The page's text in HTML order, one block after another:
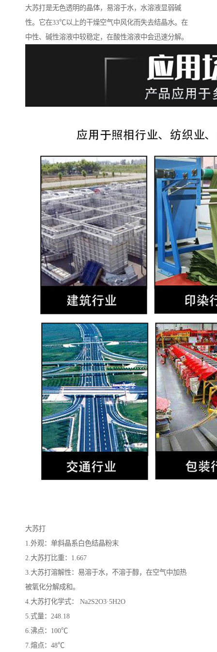
大苏打是无色透明的晶体，易溶于水，水溶液显弱碱
性。它在33℃以上的干燥空气中风化而失去结晶水。在
中性、碱性溶液中较稳定，在酸性溶液中会迅速分解。
大苏打
1.外观：单斜晶系白色结晶粉末
2.大苏打比重：1.667
3.大苏打溶解性：易溶于水，不溶于醇，在空气中加热
被氧化分解成和。
4.大苏打化学式： Na2S2O3·5H2O
5.式量：248.18
6.沸点：100℃
7.熔点：48℃